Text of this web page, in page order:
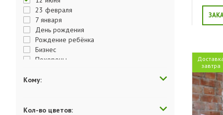
23 февраля
7 января
День рождения
Рождение ребёнка
Бизнес
Похороны
День отца
День учителя
Кому:
Кол-во цветов:
завтра